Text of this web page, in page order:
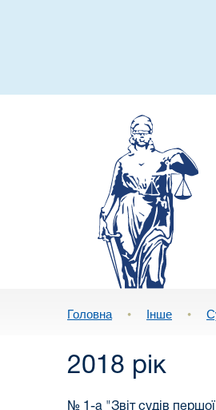
Головна • Інше •
2018 рік
№ 1-а "Звіт судів